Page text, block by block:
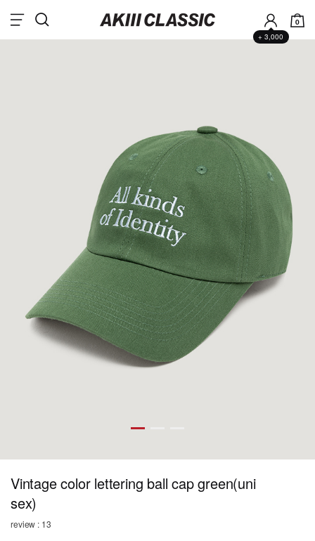
+ 3,000
0
Vintage color lettering ball cap green(uni
sex)
review : 13